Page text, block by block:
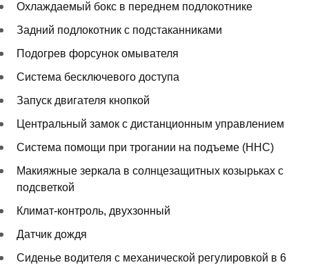
Охлаждаемый бокс в переднем подлокотнике
Задний подлокотник с подстаканниками
Подогрев форсунок омывателя
Система бесключевого доступа
Запуск двигателя кнопкой
Центральный замок с дистанционным управлением
Система помощи при трогании на подъеме (HHC)
Макияжные зеркала в солнцезащитных козырьках с
подсветкой
Климат-контроль, двухзонный
Датчик дождя
Сиденье водителя с механической регулировкой в 6